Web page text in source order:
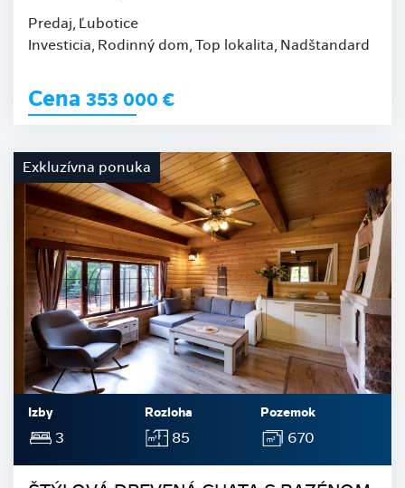
Predaj, Ľubotice
Investicia, Rodinný dom, Top lokalita, Nadštandard
Cena 353 000 €
Exkluzívna ponuka
Izby
3
Rozloha
85
Pozemok
670